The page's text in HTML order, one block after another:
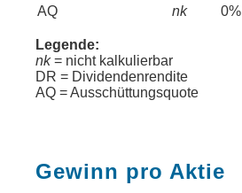
AQ nk 0%
Legende:
nk= nicht kalkulierbar
DR = Dividendenrendite
AQ = Ausschüttungsquote
Gewinn pro Aktie